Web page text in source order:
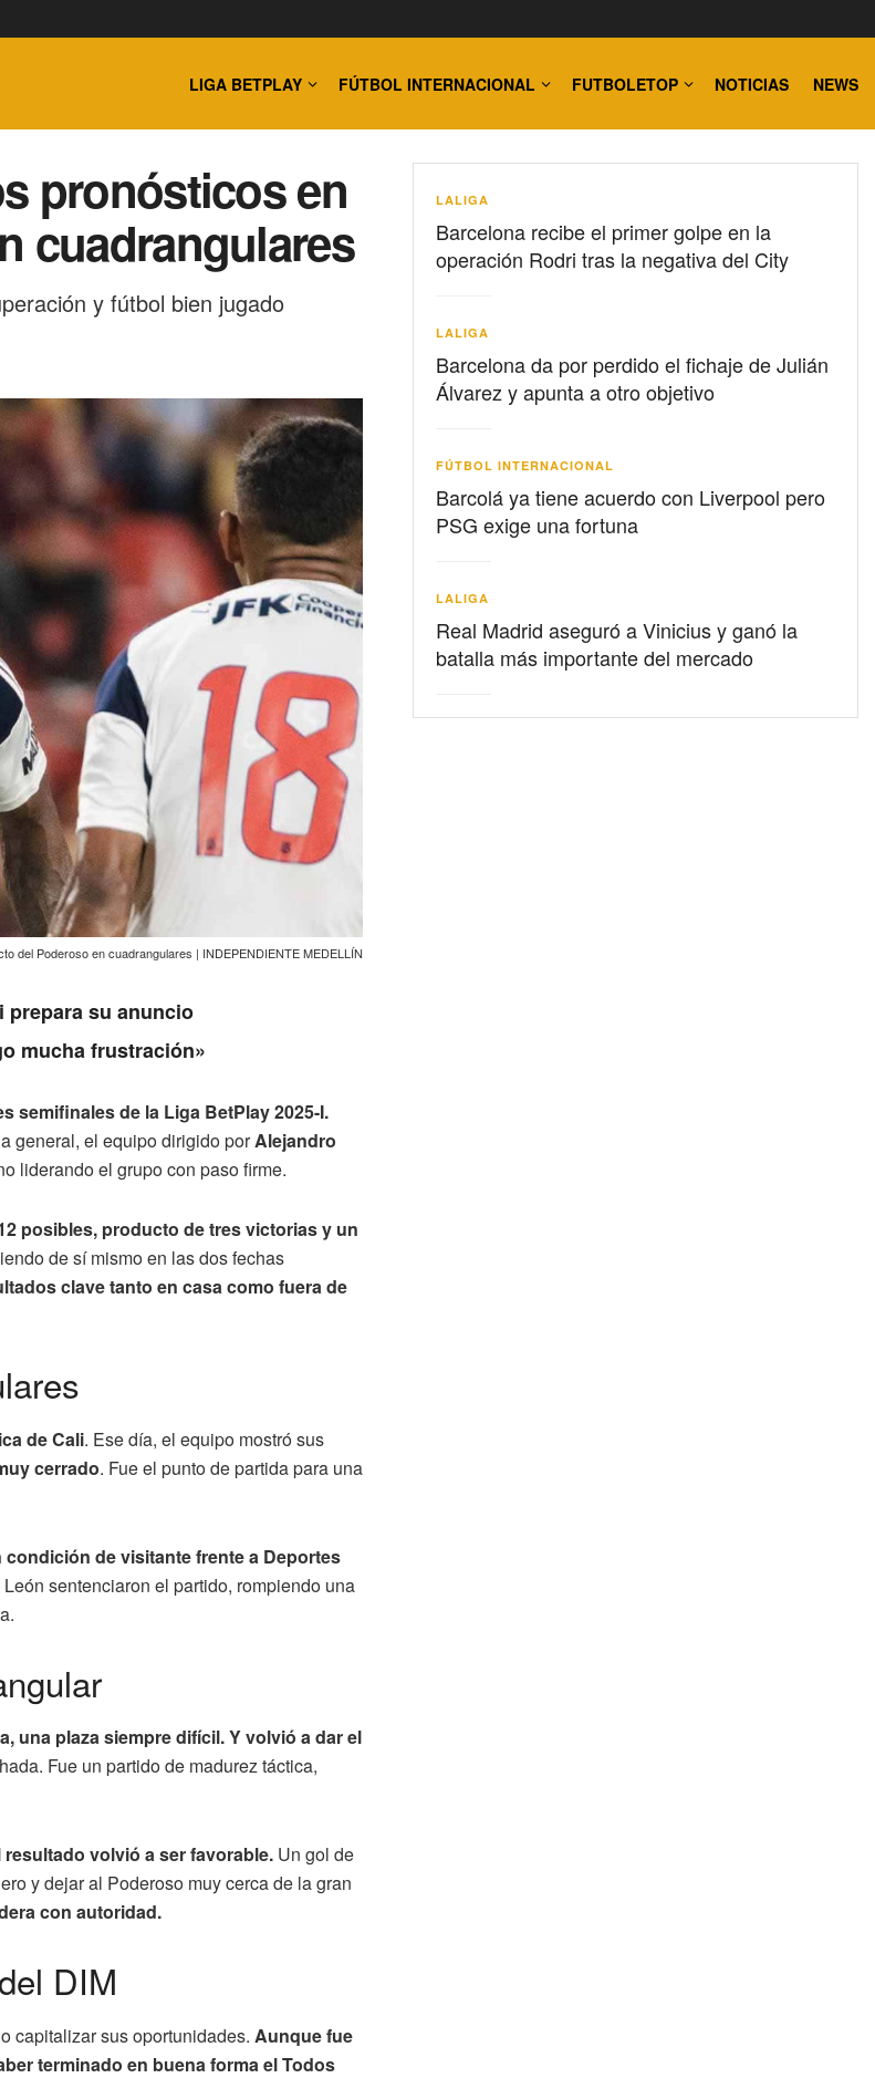
LIGA BETPLAY FÚTBOL INTERNACIONAL FUTBOLETOP NOTICIAS NEWS
pronósticos en
cuadrangulares
y fútbol bien jugado
del Poderoso en cuadrangulares | INDEPENDIENTE MEDELLÍN
prepara su anuncio
mucha frustración»
semifinales de la Liga BetPlay 2025-I.
general, el equipo dirigido porAlejandro
liderando el grupo con paso firme.
posibles, producto de tres victorias y un
de sí mismo en las dos fechas
clave tanto en casa como fuera de
de Cali. Ese día, el equipo mostró sus
cerrado. Fue el punto de partida para una
condición de visitante frente a Deportes
sentenciaron el partido, rompiendo una
una plaza siempre difícil. Y volvió a dar el
Fue un partido de madurez táctica,
volvió a ser favorable. Un gol de
y dejar al Poderoso muy cerca de la gran
con autoridad.
DIM
capitalizar sus oportunidades. Aunque fue
terminado en buena forma el Todos
LALIGA
Barcelona recibe el primer golpe en la
operación Rodri tras la negativa del City
LALIGA
Barcelona da por perdido el fichaje de Julián
Álvarez y apunta a otro objetivo
FÚTBOL INTERNACIONAL
Barcolá ya tiene acuerdo con Liverpool pero
PSG exige una fortuna
LALIGA
Real Madrid aseguró a Vinicius y ganó la
batalla más importante del mercado